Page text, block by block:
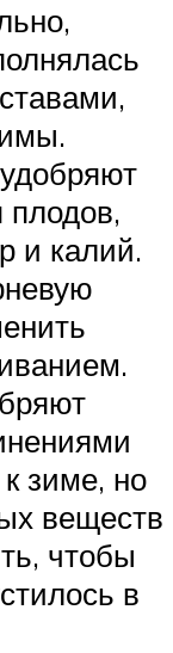
и калий.
зиме, но
веществ
чтобы
в